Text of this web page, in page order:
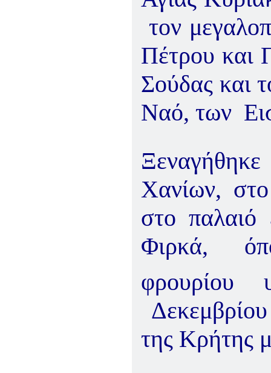
τον
Πέτρου και
Σούδας και
Ναό, των
Χανίων,
στο παλαιό
Φιρκά,
φρουρίου
της Κρήτης